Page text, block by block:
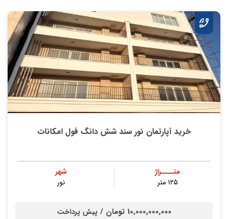
خرید آپارتمان نور سند شش دانگ فول امکانات
متــــراژ
۱۲۵ متر
شهر
نور
10,000,000,000 تومان / پیش پرداخت